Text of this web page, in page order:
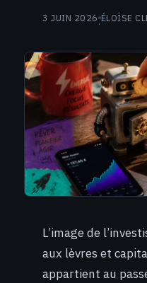
3 JUIN 2026·ÉLOÏSE
L’image de
aux lèvres et
appartient au